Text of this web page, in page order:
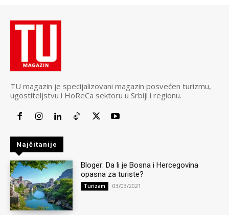
TU magazin je specijalizovani magazin posvećen turizmu,
ugostiteljstvu i HoReCa sektoru u Srbiji i regionu.
Najčitanije
Bloger: Da li je Bosna i Hercegovina
opasna za turiste?
Turizam 03/03/2021